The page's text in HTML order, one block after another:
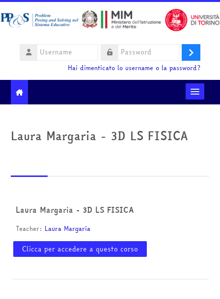
Username
Login
Hai dimenticato lo username o la password?
Ministero dell'Istruzione e del Merito
Cerca
Laura Margaria - 3D LS FISICA
Laura Margaria - 3D LS FISICA
Teacher: Laura Margaria
Clicca per accedere a questo corso